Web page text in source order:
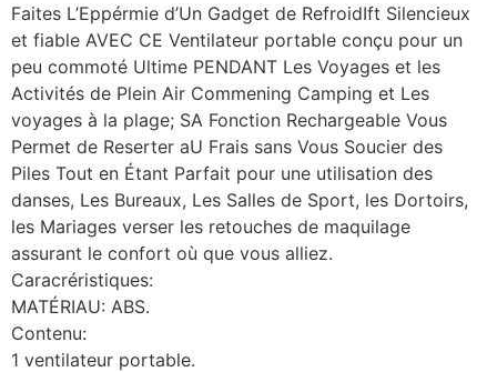
Faites L’Eppérmie d’Un Gadget de RefroidIft Silencieux
et fiable AVEC CE Ventilateur portable conçu pour un
peu commoté ​​Ultime PENDANT Les Voyages et les
Activités de Plein Air Commening Camping et Les
voyages à la plage; SA Fonction Rechargeable Vous
Permet de Reserter aU Frais sans Vous Soucier des
Piles Tout en Étant Parfait pour une utilisation des
danses, Les Bureaux, Les Salles de Sport, les Dortoirs,
les Mariages verser les retouches de maquilage
assurant le confort où que vous alliez.
Caracréristiques:
MATÉRIAU: ABS.
Contenu:
1 ventilateur portable.